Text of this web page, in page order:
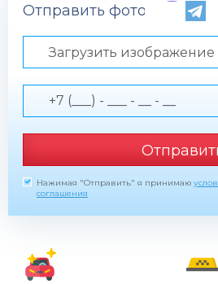
Отправить фото по
Загрузить изображение
Нажимая "Отправить" я принимаю
соглашения